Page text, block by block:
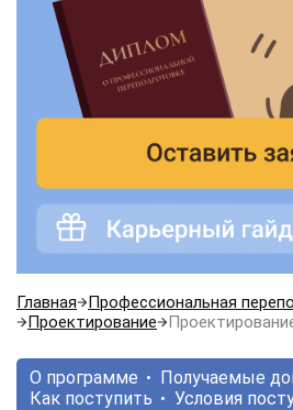
Главная
Профессиональная
Проектирование
О программе
Получаемые
Как поступить
Условия